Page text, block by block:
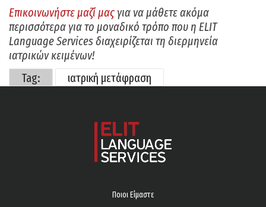
Επικοινωνήστε μαζί μαςγια να μάθετε ακόμα
περισσότερα για το μοναδικό τρόπο που η ELIT
Language Services διαχειρίζεται τη διερμηνεία
ιατρικών κειμένων!
Tag:
ιατρική μετάφραση
Ποιοι Είμαστε